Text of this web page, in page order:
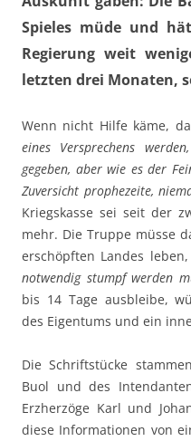
Spieles müde und
Regierung weit
letzten drei Monaten,
Wenn nicht Hilfe käme,
eines Versprechens
gegeben, aber wie es der
Zuversicht prophezeite,
Kriegskasse sei seit der
mehr. Die Truppe müsse
erschöpften Landes
notwendig stumpf werden
bis 14 Tage ausbleibe,
des Eigentums und ein
Die Schriftstücke
Buol und des
Erzherzöge Karl und
diese Informationen von